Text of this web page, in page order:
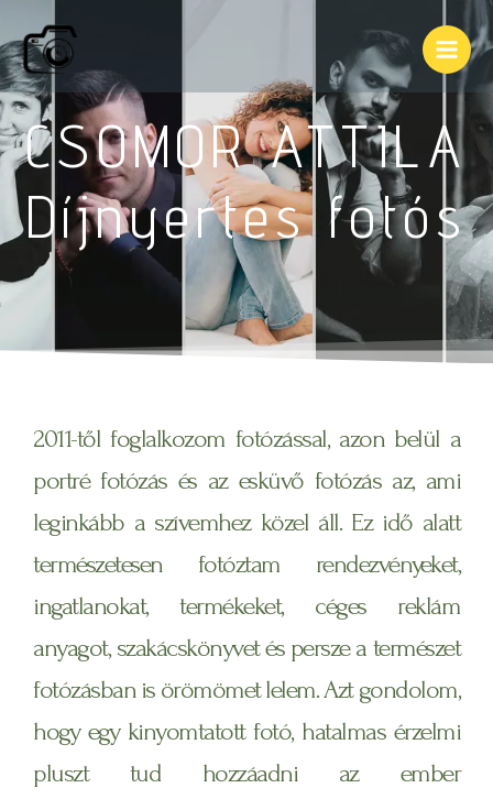
CSOMOR ATTILA
Díjnyertes fotós
2011-től foglalkozom fotózással, azon belül a
portré fotózás és az esküvő fotózás az, ami
leginkább a szívemhez közel áll. Ez idő alatt
természetesen fotóztam rendezvényeket,
ingatlanokat, termékeket, céges reklám
anyagot, szakácskönyvet és persze a természet
fotózásban is örömömet lelem. Azt gondolom,
hogy egy kinyomtatott fotó, hatalmas érzelmi
pluszt tud hozzáadni az ember